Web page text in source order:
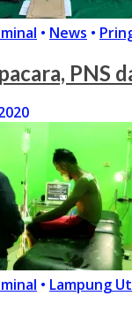
• News •
PNS
• Lampung